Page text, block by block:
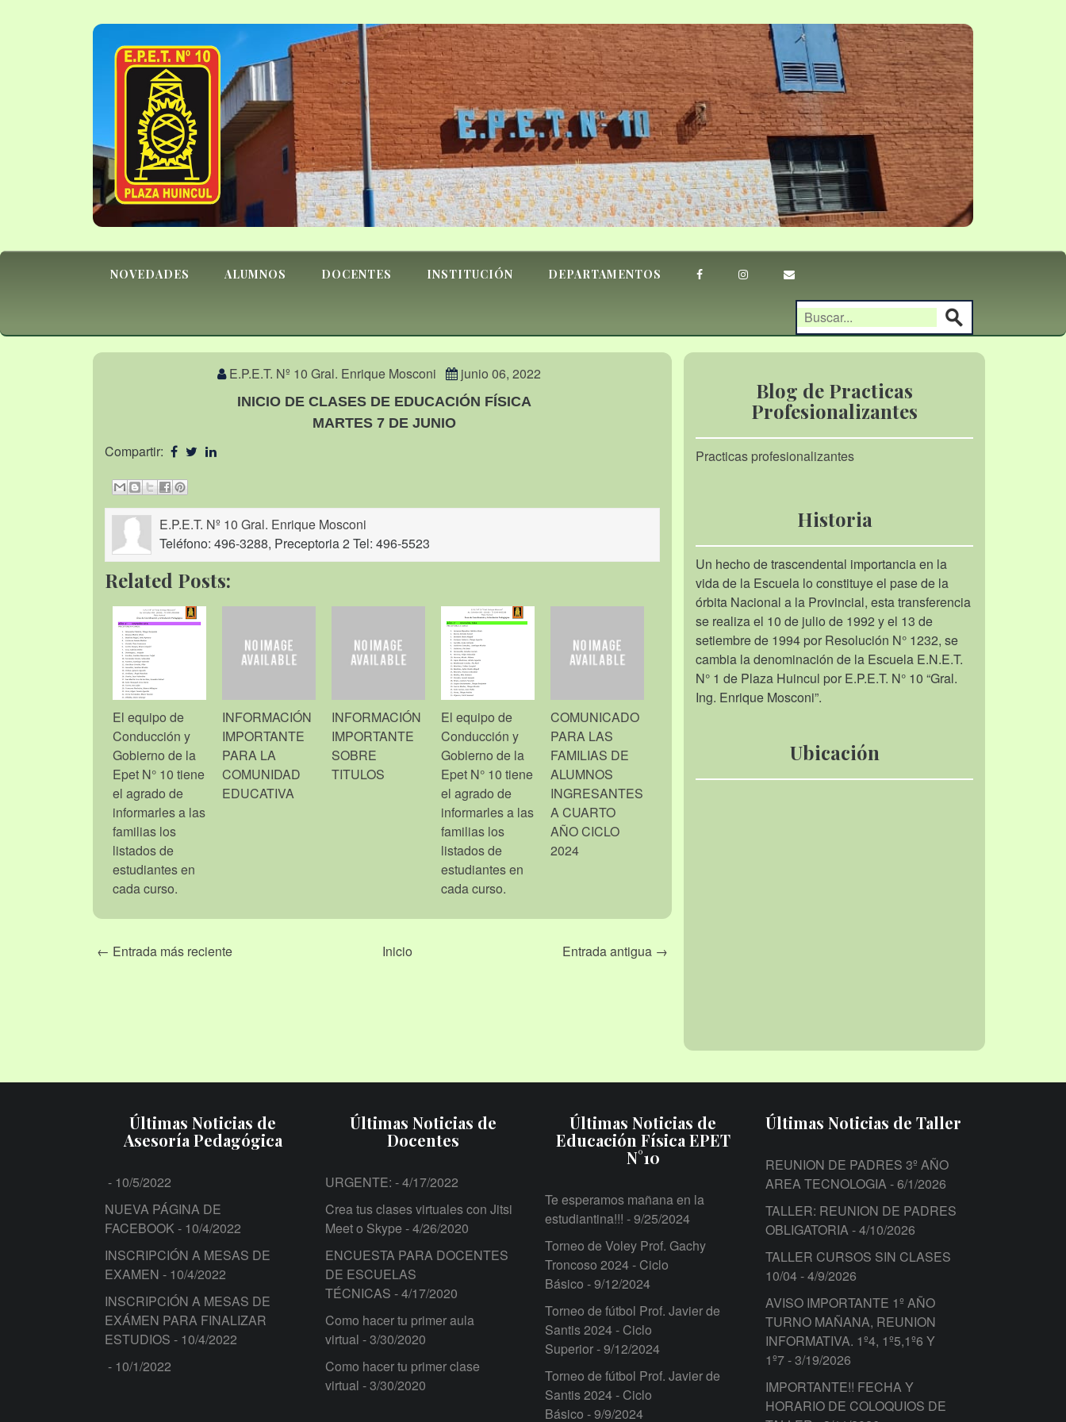
NOVEDADES ALUMNOS DOCENTES INSTITUCIÓN DEPARTAMENTOS
E.P.E.T. Nº 10 Gral. Enrique Mosconi junio 06, 2022
INICIO DE CLASES DE EDUCACIÓN FÍSICA
MARTES 7 DE JUNIO
Compartir:
E.P.E.T. Nº 10 Gral. Enrique Mosconi
Teléfono: 496-3288, Preceptoria 2 Tel: 496-5523
Related Posts:
El equipo de
Conducción y
Gobierno de la
Epet N° 10 tiene
el agrado de
informarles a las
familias los
listados de
estudiantes en
cada curso.
INFORMACIÓN
IMPORTANTE
PARA LA
COMUNIDAD
EDUCATIVA
INFORMACIÓN
IMPORTANTE
SOBRE
TITULOS
El equipo de
Conducción y
Gobierno de la
Epet N° 10 tiene
el agrado de
informarles a las
familias los
listados de
estudiantes en
cada curso.
COMUNICADO
PARA LAS
FAMILIAS DE
ALUMNOS
INGRESANTES
A CUARTO
AÑO CICLO
2024
← Entrada más reciente Entrada antigua →
Inicio
Blog de Practicas
Profesionalizantes
Practicas profesionalizantes
Historia
Un hecho de trascendental importancia en la
vida de la Escuela lo constituye el pase de la
órbita Nacional a la Provincial, esta transferencia
se realiza el 10 de julio de 1992 y el 13 de
setiembre de 1994 por Resolución N° 1232, se
cambia la denominación de la Escuela E.N.E.T.
N° 1 de Plaza Huincul por E.P.E.T. N° 10 “Gral.
Ing. Enrique Mosconi”.
Ubicación
Últimas Noticias de
Asesoría Pedagógica
- 10/5/2022
NUEVA PÁGINA DE
FACEBOOK - 10/4/2022
INSCRIPCIÓN A MESAS DE
EXAMEN - 10/4/2022
INSCRIPCIÓN A MESAS DE
EXÁMEN PARA FINALIZAR
ESTUDIOS - 10/4/2022
- 10/1/2022
Últimas Noticias de
Docentes
URGENTE: - 4/17/2022
Crea tus clases virtuales con Jitsi
Meet o Skype - 4/26/2020
ENCUESTA PARA DOCENTES
DE ESCUELAS
TÉCNICAS - 4/17/2020
Como hacer tu primer aula
virtual - 3/30/2020
Como hacer tu primer clase
virtual - 3/30/2020
Últimas Noticias de
Educación Física EPET
N°10
Te esperamos mañana en la
estudiantina!!! - 9/25/2024
Torneo de Voley Prof. Gachy
Troncoso 2024 - Ciclo
Básico - 9/12/2024
Torneo de fútbol Prof. Javier de
Santis 2024 - Ciclo
Superior- 9/12/2024
Torneo de fútbol Prof. Javier de
Santis 2024 - Ciclo
Básico - 9/9/2024
Últimas Noticias de Taller
REUNION DE PADRES 3º AÑO
AREA TECNOLOGIA- 6/1/2026
TALLER: REUNION DE PADRES
OBLIGATORIA- 4/10/2026
TALLER CURSOS SIN CLASES
10/04- 4/9/2026
AVISO IMPORTANTE 1º AÑO
TURNO MAÑANA, REUNION
INFORMATIVA. 1º4, 1º5,1º6 Y
1º7- 3/19/2026
IMPORTANTE!! FECHA Y
HORARIO DE COLOQUIOS DE